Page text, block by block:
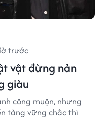
trước
vật đừng nản
giàu
công muộn, nhưng
tảng vững chắc thì